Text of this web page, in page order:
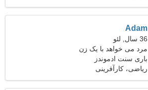
Adam
36 سال, لئو
مرد می خواهد با یک زن
ملاقات کند
باری سنت ادموندز
ریاضی، کارآفرینی